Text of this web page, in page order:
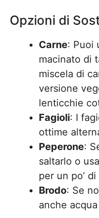
Opzioni di
Carne: Puoi
macinato di
miscela di
versione
lenticchie
Fagioli: I
ottime
Peperone:
saltarlo o
per un po’
Brodo: Se
anche